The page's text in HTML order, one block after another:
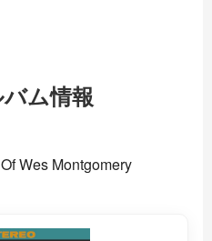
ム情報
Wes Montgomery